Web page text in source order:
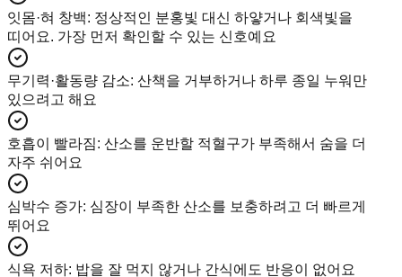
잇몸·혀 창백: 정상적인 분홍빛 대신 하얗거나 회색빛을
띠어요. 가장 먼저 확인할 수 있는 신호예요
무기력·활동량 감소: 산책을 거부하거나 하루 종일 누워만
있으려고 해요
호흡이 빨라짐: 산소를 운반할 적혈구가 부족해서 숨을 더
자주 쉬어요
심박수 증가: 심장이 부족한 산소를 보충하려고 더 빠르게
뛰어요
식욕 저하: 밥을 잘 먹지 않거나 간식에도 반응이 없어요